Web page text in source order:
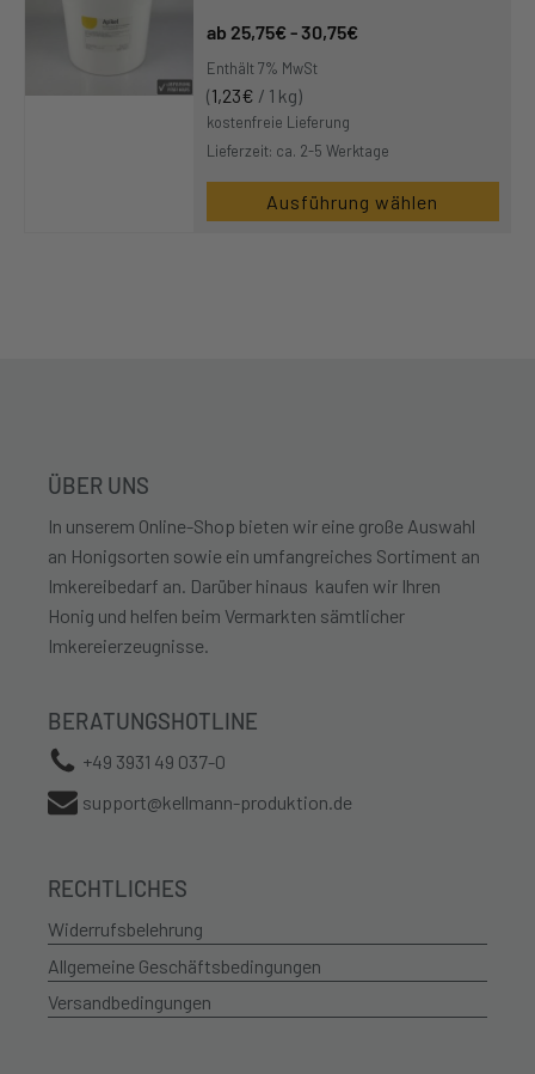
25,75€ - 30,75€
Enthält 7% MwSt
(1,23€ / 1 kg)
kostenfreie Lieferung
Lieferzeit: ca. 2-5 Werktage
Ausführung wählen
ÜBER UNS
In unserem Online-Shop bieten wir eine große Auswahl
an Honigsorten sowie ein umfangreiches Sortiment an
Imkereibedarf an. Darüber hinaus kaufen wir Ihren
Honig und helfen beim Vermarkten sämtlicher
Imkereierzeugnisse.
BERATUNGSHOTLINE
+49 3931 49 037-0
support@kellmann-produktion.de
RECHTLICHES
Widerrufsbelehrung
Allgemeine Geschäftsbedingungen
Versandbedingungen